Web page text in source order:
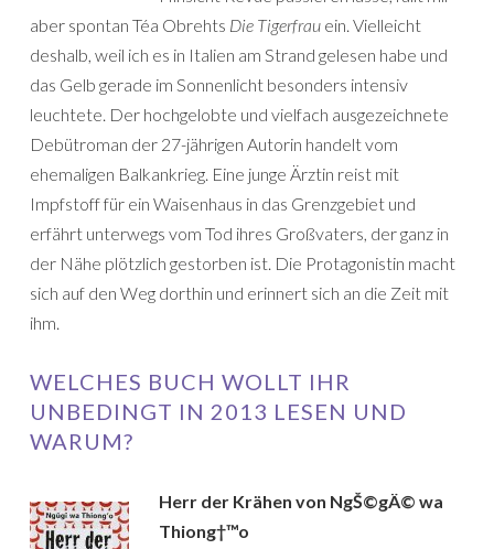
aber spontan Téa Obrehts Die Tigerfrau ein. Vielleicht
deshalb, weil ich es in Italien am Strand gelesen habe und
das Gelb gerade im Sonnenlicht besonders intensiv
leuchtete. Der hochgelobte und vielfach ausgezeichnete
Debütroman der 27-jährigen Autorin handelt vom
ehemaligen Balkankrieg. Eine junge Ärztin reist mit
Impfstoff für ein Waisenhaus in das Grenzgebiet und
erfährt unterwegs vom Tod ihres Großvaters, der ganz in
der Nähe plötzlich gestorben ist. Die Protagonistin macht
sich auf den Weg dorthin und erinnert sich an die Zeit mit
ihm.
WELCHES BUCH WOLLT IHR
UNBEDINGT IN 2013 LESEN UND
WARUM?
Herr der Krähen von NgŠ©gÄ© wa
Thiong†™o